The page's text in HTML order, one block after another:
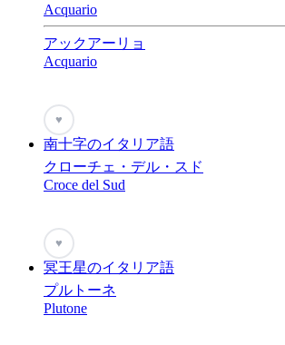
Acquario
アックアーリョ
Acquario
♥
南十字のイタリア語
クローチェ・デル・スド
Croce del Sud
♥
冥王星のイタリア語
プルトーネ
Plutone